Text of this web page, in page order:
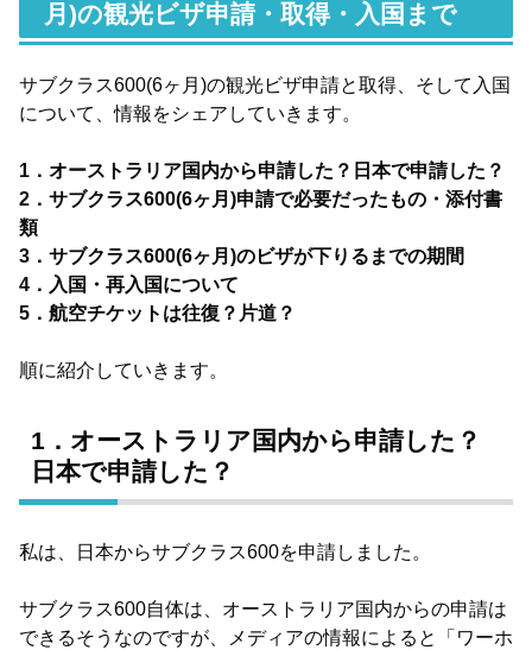
月)の観光ビザ申請・取得・入国まで
サブクラス600(6ヶ月)の観光ビザ申請と取得、そして入国
について、情報をシェアしていきます。
1．オーストラリア国内から申請した？日本で申請した？
2．サブクラス600(6ヶ月)申請で必要だったもの・添付書
類
3．サブクラス600(6ヶ月)のビザが下りるまでの期間
4．入国・再入国について
5．航空チケットは往復？片道？
順に紹介していきます。
1．オーストラリア国内から申請した？
日本で申請した？
私は、日本からサブクラス600を申請しました。
サブクラス600自体は、オーストラリア国内からの申請は
できるそうなのですが、メディアの情報によると「ワーホ